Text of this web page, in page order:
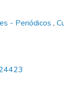
- Periódicos ,